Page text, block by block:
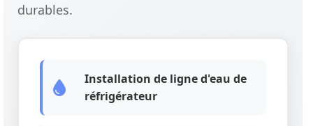
durables.
Installation de ligne d'eau de
réfrigérateur